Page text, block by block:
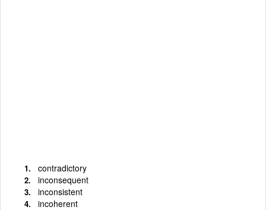
contradictory
inconsequent
inconsistent
incoherent